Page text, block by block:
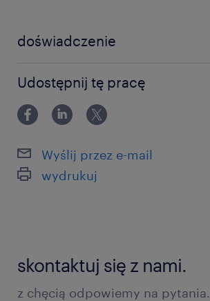
doświadczenie
Udostępnij tę pracę
Wyślij przez e-mail
wydrukuj
skontaktuj się z nami.
z chęcią odpowiemy na pytania.